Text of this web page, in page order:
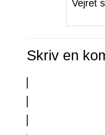
Vejret
Skriv en